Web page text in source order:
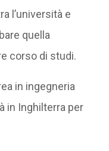
l’università e
quella
corso di studi.
in ingegneria
in Inghilterra per